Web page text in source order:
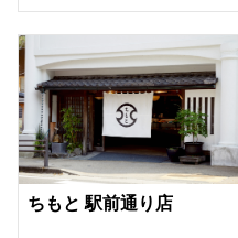
ちもと 駅前通り店